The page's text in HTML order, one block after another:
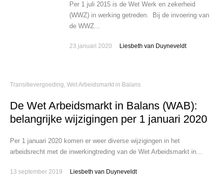
Per 1 juli 2015 is de Wet Werk en zekerheid
(WWZ) in werking getreden. Bij de invoering van
de WWZ...
23 januari 2020 Liesbeth van Duyneveldt
Transitievergoeding, Wet Arbeidsmarkt in Balans
De Wet Arbeidsmarkt in Balans (WAB):
belangrijke wijzigingen per 1 januari 2020
Per 1 januari 2020 komen er weer diverse wijzigingen in het
arbeidsrecht met de inwerkingtreding van de Wet Arbeidsmarkt in...
13 september 2019 Liesbeth van Duyneveldt